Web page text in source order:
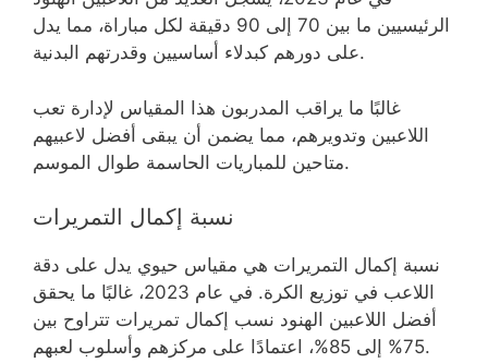
الرئيسيين ما بين 70 إلى 90 دقيقة لكل مباراة، مما يدل
على دورهم كبدلاء أساسيين وقدرتهم البدنية.
غالبًا ما يراقب المدربون هذا المقياس لإدارة تعب
اللاعبين وتدويرهم، مما يضمن أن يبقى أفضل لاعبيهم
متاحين للمباريات الحاسمة طوال الموسم.
نسبة إكمال التمريرات
نسبة إكمال التمريرات هي مقياس حيوي يدل على دقة
اللاعب في توزيع الكرة. في عام 2023، غالبًا ما يحقق
أفضل اللاعبين الهنود نسب إكمال تمريرات تتراوح بين
75% إلى 85%، اعتمادًا على مركزهم وأسلوب لعبهم.